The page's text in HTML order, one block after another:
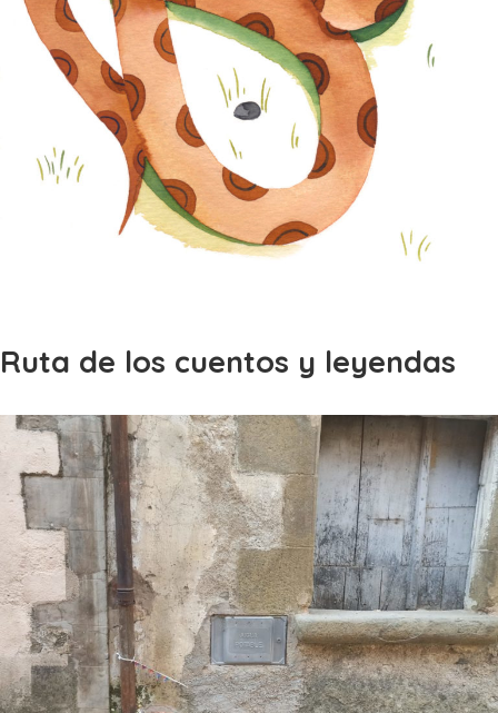
Ruta de los cuentos y leyendas